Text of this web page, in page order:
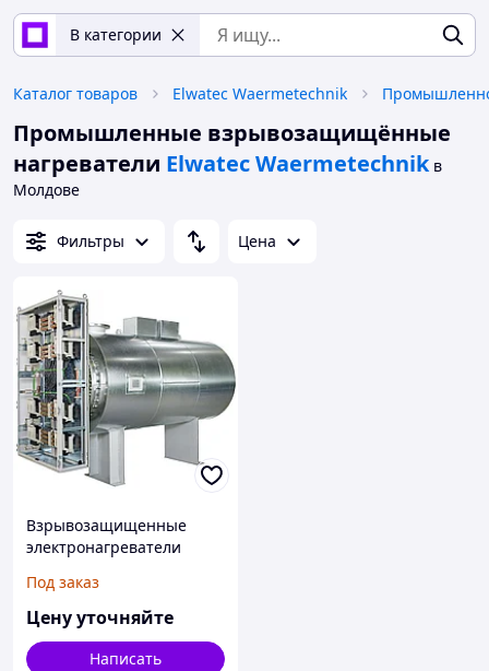
В категории
Каталог товаров Elwatec Waermetechnik
Промышленные взрывозащищённые
нагреватели Elwatec Waermetechnik в
Молдове
Фильтры Цена
Взрывозащищенные
электронагреватели
Под заказ
Цену уточняйте
Написать